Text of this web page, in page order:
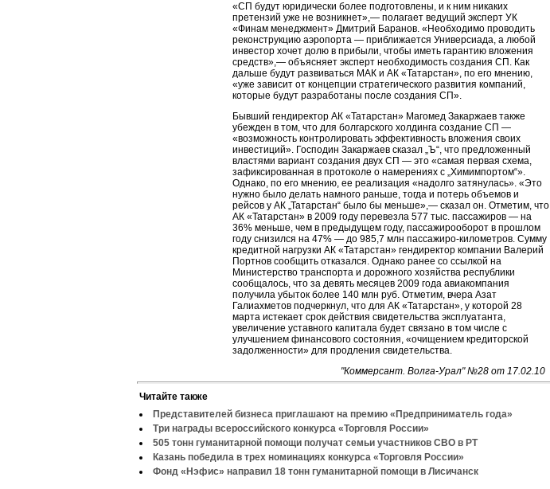
«СП будут юридически более подготовлены, и к ним никаких
претензий уже не возникнет»,— полагает ведущий эксперт УК
«Финам менеджмент» Дмитрий Баранов. «Необходимо проводить
реконструкцию аэропорта — приближается Универсиада, а любой
инвестор хочет долю в прибыли, чтобы иметь гарантию вложения
средств»,— объясняет эксперт необходимость создания СП. Как
дальше будут развиваться МАК и АК «Татарстан», по его мнению,
«уже зависит от концепции стратегического развития компаний,
которые будут разработаны после создания СП».
Бывший гендиректор АК «Татарстан» Магомед Закаржаев также
убежден в том, что для болгарского холдинга создание СП —
«возможность контролировать эффективность вложения своих
инвестиций». Господин Закаржаев сказал „Ъ“, что предложенный
властями вариант создания двух СП — это «самая первая схема,
зафиксированная в протоколе о намерениях с „Химимпортом“».
Однако, по его мнению, ее реализация «надолго затянулась». «Это
нужно было делать намного раньше, тогда и потерь объемов и
рейсов у АК „Татарстан“ было бы меньше»,— сказал он. Отметим, что
АК «Татарстан» в 2009 году перевезла 577 тыс. пассажиров — на
36% меньше, чем в предыдущем году, пассажирооборот в прошлом
году снизился на 47% — до 985,7 млн пассажиро-километров. Сумму
кредитной нагрузки АК «Татарстан» гендиректор компании Валерий
Портнов сообщить отказался. Однако ранее со ссылкой на
Министерство транспорта и дорожного хозяйства республики
сообщалось, что за девять месяцев 2009 года авиакомпания
получила убыток более 140 млн руб. Отметим, вчера Азат
Галиахметов подчеркнул, что для АК «Татарстан», у которой 28
марта истекает срок действия свидетельства эксплуатанта,
увеличение уставного капитала будет связано в том числе с
улучшением финансового состояния, «очищением кредиторской
задолженности» для продления свидетельства.
"Коммерсант. Волга-Урал" №28 от 17.02.10
Читайте также
Представителей бизнеса приглашают на премию «Предприниматель года»
Три награды всероссийского конкурса «Торговля России»
505 тонн гуманитарной помощи получат семьи участников СВО в РТ
Казань победила в трех номинациях конкурса «Торговля России»
Фонд «Нэфис» направил 18 тонн гуманитарной помощи в Лисичанск